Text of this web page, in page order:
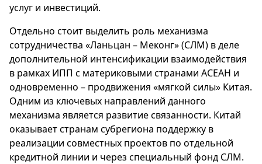
услуг и инвестиций.
Отдельно стоит выделить роль механизма
сотрудничества «Ланьцан – Меконг» (СЛМ) в деле
дополнительной интенсификации взаимодействия
в рамках ИПП с материковыми странами АСЕАН и
одновременно – продвижения «мягкой силы» Китая.
Одним из ключевых направлений данного
механизма является развитие связанности. Китай
оказывает странам субрегиона поддержку в
реализации совместных проектов по отдельной
кредитной линии и через специальный фонд СЛМ.